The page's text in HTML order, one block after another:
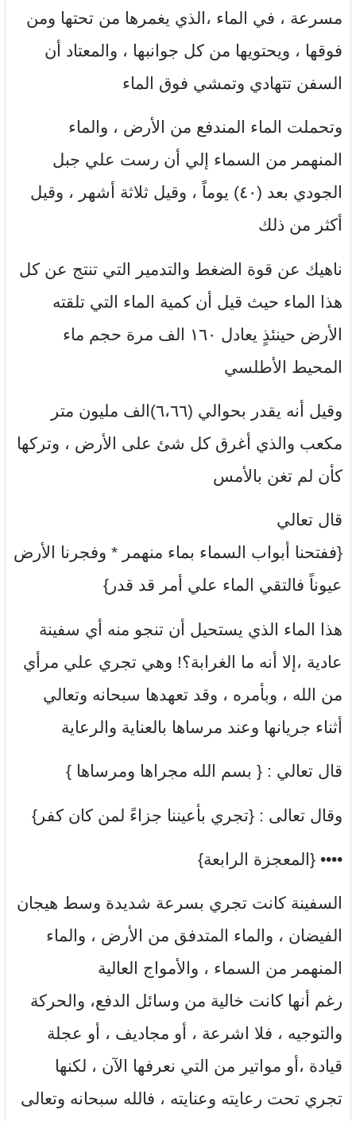
مسرعة ، في الماء ،الذي يغمرها من تحتها ومن
فوقها ، ويحتويها من كل جوانبها ، والمعتاد أن
السفن تتهادي وتمشي فوق الماء
وتحملت الماء المندفع من الأرض ، والماء
المنهمر من السماء إلي أن رست علي جبل
الجودي بعد (٤٠) يوماً ، وقيل ثلاثة أشهر ، وقيل
أكثر من ذلك
ناهيك عن قوة الضغط والتدمير التي تنتج عن كل
هذا الماء حيث قيل أن كمية الماء التي تلقته
الأرض حينئذٍ يعادل ١٦٠ الف مرة حجم ماء
المحيط الأطلسي
وقيل أنه يقدر بحوالي (٦،٦٦)الف مليون متر
مكعب والذي أغرق كل شئ على الأرض ، وتركها
كأن لم تغن بالأمس
قال تعالي
{ففتحنا أبواب السماء بماء منهمر * وفجرنا الأرض
عيوناً فالتقي الماء علي أمر قد قدر}
هذا الماء الذي يستحيل أن تنجو منه أي سفينة
عادية ،إلا أنه ما الغرابة؟! وهي تجري علي مرأي
من الله ، وبأمره ، وقد تعهدها سبحانه وتعالي
أثناء جريانها وعند مرساها بالعناية والرعاية
قال تعالي : { بسم الله مجراها ومرساها }
وقال تعالى : {تجري بأعيننا جزاءً لمن كان كفر}
•••• {المعجزة الرابعة}
السفينة كانت تجري بسرعة شديدة وسط هيجان
الفيضان ، والماء المتدفق من الأرض ، والماء
المنهمر من السماء ، والأمواج العالية
رغم أنها كانت خالية من وسائل الدفع، والحركة
والتوجيه ، فلا اشرعة ، أو مجاديف ، أو عجلة
قيادة ،أو مواتير من التي نعرفها الآن ، لكنها
تجري تحت رعايته وعنايته ، فالله سبحانه وتعالى